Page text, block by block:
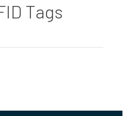
Tags